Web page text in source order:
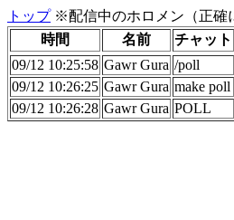
トップ※配信中のホロメン（正確
時間
名前
チャット
09/12 10:25:58 Gawr Gura /poll
09/12 10:26:25 Gawr Gura make poll
09/12 10:26:28 Gawr Gura POLL